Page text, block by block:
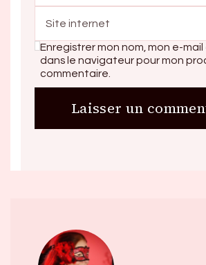
Enregistrer mon nom, mon e-
dans le navigateur pour mon
commentaire.